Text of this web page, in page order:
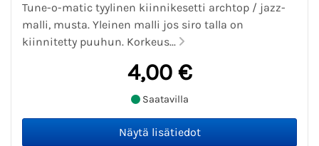
Tune-o-matic tyylinen kiinnikesetti archtop / jazz-
malli, musta. Yleinen malli jos siro talla on
kiinnitetty puuhun. Korkeus...
4,00 €
Saatavilla